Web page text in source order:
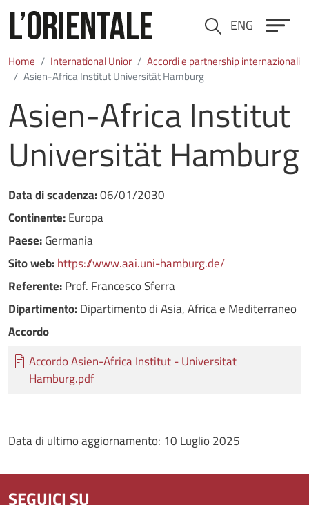
Cerca ENG
Home International Unior
Accordi e partnership internazionali
Asien-Africa Institut Universität Hamburg
Asien-Africa Institut
Universität Hamburg
Data di scadenza:06/01/2030
Continente:Europa
Paese:Germania
Sito web:https://www.aai.uni-hamburg.de/
Referente:Prof. Francesco Sferra
Dipartimento:Dipartimento di Asia, Africa e Mediterraneo
Accordo
Documento
Accordo Asien-Africa Institut - Universitat
Hamburg.pdf
Data di ultimo aggiornamento: 10 Luglio 2025
SEGUICI SU